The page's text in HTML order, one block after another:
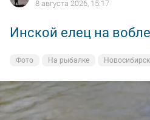
8 августа 2026, 15:17
Инской елец на
Фото На рыбалке